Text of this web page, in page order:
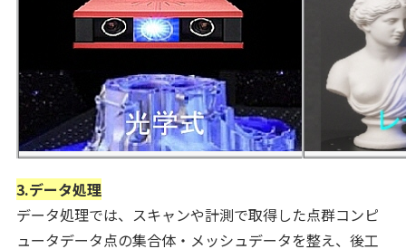
3.データ処理
データ処理では、スキャンや計測で取得した点群コンピ
ュータデータ点の集合体・メッシュデータを整え、後工